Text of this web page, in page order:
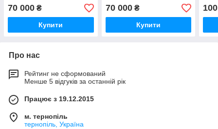
70 000 ₴
Купити
70 000₴
Купити
Про нас
Рейтинг не сформований
Менше 5 відгуків за останній рік
Працює з 19.12.2015
м. тернопіль
тернопіль, Україна